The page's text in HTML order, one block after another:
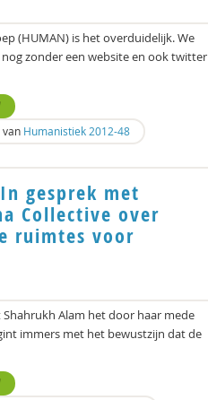
(HUMAN) is het overduidelijk. We
zonder een website en ook twitter
van Humanistiek 2012-48
gesprek met
Collective over
ruimtes voor
Alam het door haar mede
immers met het bewustzijn dat de